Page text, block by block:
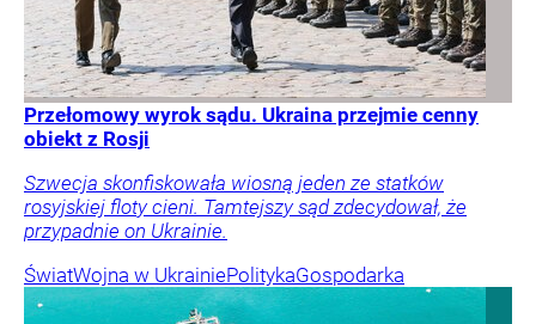
Przełomowy wyrok sądu. Ukraina przejmie cenny
obiekt z Rosji
Szwecja skonfiskowała wiosną jeden ze statków
rosyjskiej floty cieni. Tamtejszy sąd zdecydował, że
przypadnie on Ukrainie.
ŚwiatWojna w UkrainiePolitykaGospodarka